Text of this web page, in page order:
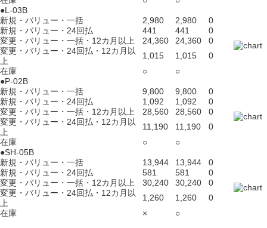
●L-03B
新規・バリュー・一括
2,980 2,980
0
新規・バリュー・24回払
441 441
0
変更・バリュー・一括・12カ月以上
24,360 24,360
0
変更・バリュー・24回払・12カ月以
上
1,015 1,015
0
在庫
○
○
●P-02B
新規・バリュー・一括
9,800 9,800
0
新規・バリュー・24回払
1,092 1,092
0
変更・バリュー・一括・12カ月以上
28,560 28,560
0
変更・バリュー・24回払・12カ月以
上
11,190 11,190
0
在庫
○
○
●SH-05B
新規・バリュー・一括
13,944 13,944
0
新規・バリュー・24回払
581 581
0
変更・バリュー・一括・12カ月以上
30,240 30,240
0
変更・バリュー・24回払・12カ月以
上
1,260 1,260
0
在庫
× ○